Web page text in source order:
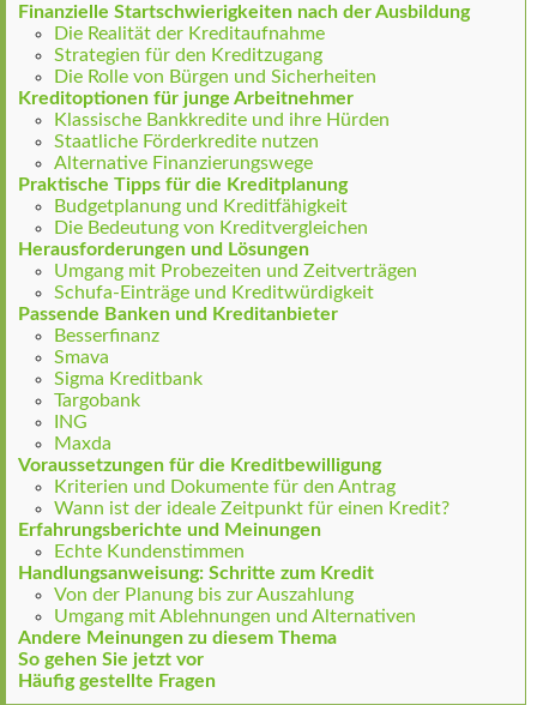
Finanzielle Startschwierigkeiten nach der Ausbildung
Die Realität der Kreditaufnahme
Strategien für den Kreditzugang
Die Rolle von Bürgen und Sicherheiten
Kreditoptionen für junge Arbeitnehmer
Klassische Bankkredite und ihre Hürden
Staatliche Förderkredite nutzen
Alternative Finanzierungswege
Praktische Tipps für die Kreditplanung
Budgetplanung und Kreditfähigkeit
Die Bedeutung von Kreditvergleichen
Herausforderungen und Lösungen
Umgang mit Probezeiten und Zeitverträgen
Schufa-Einträge und Kreditwürdigkeit
Passende Banken und Kreditanbieter
Besserfinanz
Smava
Sigma Kreditbank
Targobank
ING
Maxda
Voraussetzungen für die Kreditbewilligung
Kriterien und Dokumente für den Antrag
Wann ist der ideale Zeitpunkt für einen Kredit?
Erfahrungsberichte und Meinungen
Echte Kundenstimmen
Handlungsanweisung: Schritte zum Kredit
Von der Planung bis zur Auszahlung
Umgang mit Ablehnungen und Alternativen
Andere Meinungen zu diesem Thema
So gehen Sie jetzt vor
Häufig gestellte Fragen